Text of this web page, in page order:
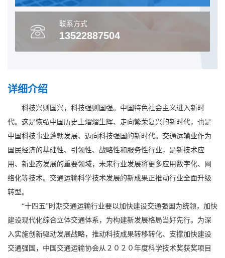
联系方式
13522887504
详细介绍
科技兴则国兴，科技强则国强。中国特色社会主义进入新时
代。这是恢弘中国历史上熠熠生辉、走向繁荣复兴的新时代，也是
中国科技事业蓬勃发展、迈向科技强国的新时代。交通运输业作为
国民经济的基础性、引领性、战略性和服务性行业，是新技术应
用、新业态发展的重要领域，未来行业发展将更多应用数字化、网
络化等技术。交通运输科学技术发展的新成果正推动行业全面升级
转型。
“十四五”时期交通运输行业要以加快建设交通强国为统领，加快
建设现代化综合立体交通体系，为构建新发展格局当好先行。为深
入实施创新驱动发展战略，推动科技成果转移转化、支撑加快建设
交通强国，中国交通运输协会从２０２０年度科学技术奖获奖项目